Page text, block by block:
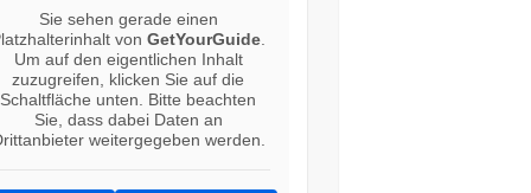
Sie sehen gerade einen
vonGetYourGuide
Um auf den eigentlichen Inhalt
zuzugreifen, klicken Sie auf die
Schaltfläche unten. Bitte beachten
Sie, dass dabei Daten an
weitergegeben werden.